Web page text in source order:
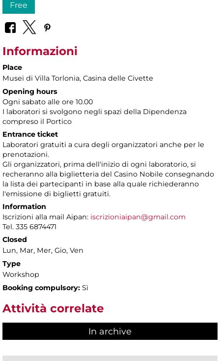
Free
Informazioni
Place
Musei di Villa Torlonia, Casina delle Civette
Opening hours
Ogni sabato alle ore 10.00
I laboratori si svolgono negli spazi della Dipendenza
compreso il Portico
Entrance ticket
Laboratori gratuiti a cura degli organizzatori anche per le
prenotazioni.
Gli organizzatori, prima dell'inizio di ogni laboratorio, si
recheranno alla biglietteria del Casino Nobile consegnando
la lista dei partecipanti in base alla quale richiederanno
l'emissione di biglietti gratuiti.
Information
Iscrizioni alla mail Aipan: iscrizioniaipan@gmail.com
Tel. 335 6874471
Closed
Lun, Mar, Mer, Gio, Ven
Type
Workshop
Booking compulsory: Sì
Attività correlate
In archive